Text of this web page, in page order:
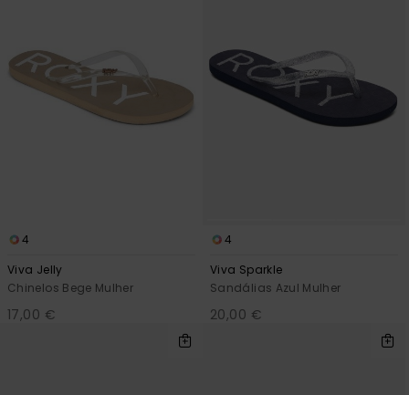
4
Viva Jelly
Chinelos Bege Mulher
17,00 €
4
Viva Sparkle
Sandálias Azul Mulher
20,00 €